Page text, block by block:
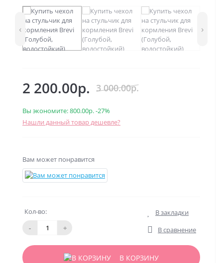
‹ ›
2 200.00р. 3 000.00р.
Вы экономите:800.00р.-27%
Нашли данный товар дешевле?
Вам может понравится
Кол-во:
-
+
В закладки
В сравнение
В КОРЗИНУ